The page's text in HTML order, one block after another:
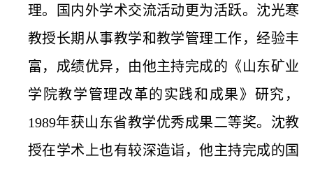
理。国内外学术交流活动更为活跃。沈光寒
教授长期从事教学和教学管理工作，经验丰
富，成绩优异，由他主持完成的《山东矿业
学院教学管理改革的实践和成果》研究，
1989年获山东省教学优秀成果二等奖。沈教
授在学术上也有较深造诣，他主持完成的国